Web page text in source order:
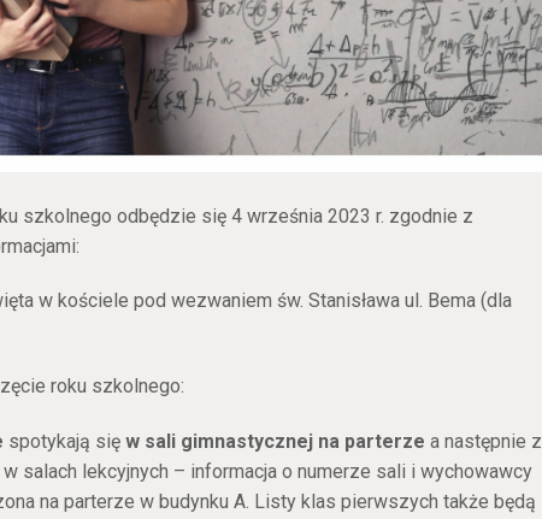
szkolnego odbędzie się 4 września 2023 r. zgodnie z
w kościele pod wezwaniem św. Stanisława ul. Bema (dla
roku szkolnego:
spotykają się w sali gimnastycznej na parterze a następnie z
salach lekcyjnych – informacja o numerze sali i wychowawcy
na parterze w budynku A. Listy klas pierwszych także będą